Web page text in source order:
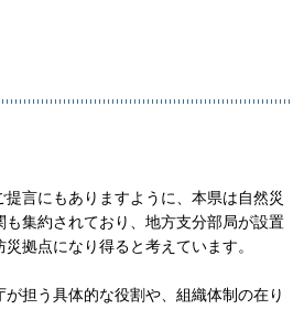
言にもありますように、本県は自然災
集約されており、地方支分部局が設置
拠点になり得ると考えています。
担う具体的な役割や、組織体制の在り